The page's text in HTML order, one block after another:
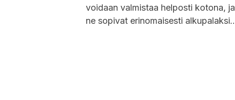
voidaan valmistaa helposti kotona, ja
ne sopivat erinomaisesti alkupalaksi.